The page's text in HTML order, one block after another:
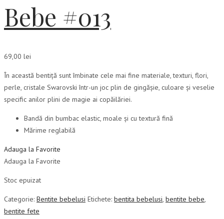
Bebe #013
69,00 lei
În această bentiță sunt îmbinate cele mai fine materiale, texturi, flori,
perle, cristale Swarovski într-un joc plin de gingășie, culoare și veselie
specific anilor plini de magie ai copăilăriei.
Bandă din bumbac elastic, moale și cu textură fină
Mărime reglabilă
Adauga la Favorite
Adauga la Favorite
Stoc epuizat
Categorie: Bentite bebelusi Etichete: bentita bebelusi, bentite bebe,
bentite fete